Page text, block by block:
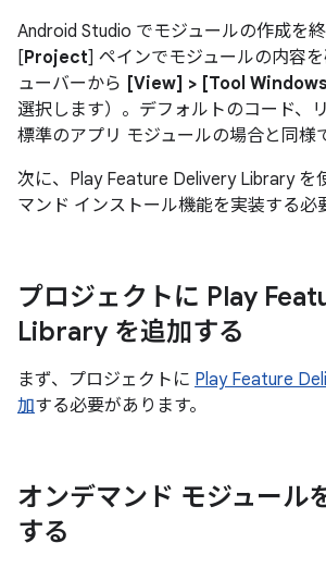
Android Studio でモジュールの作成を終
[Project] ペインでモジュールの内容
ューバーから [View] > [Tool
選択します）。デフォルトのコード、
標準のアプリ モジュールの場合と同様
次に、Play Feature Delivery Library を
マンド インストール機能を実装する必
プロジェクトに Play
Library を追加する
まず、プロジェクトに Play Feature
加する必要があります。
オンデマンド モジュール
する